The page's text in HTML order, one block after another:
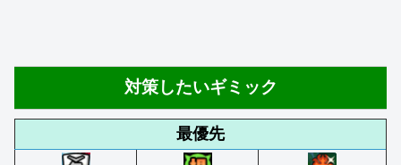
対策したいギミック
最優先